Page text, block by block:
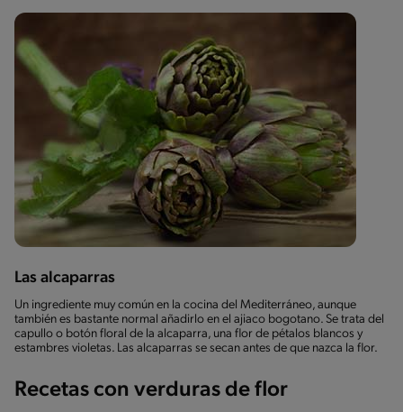
Las alcaparras
Un ingrediente muy común en la cocina del Mediterráneo, aunque
también es bastante normal añadirlo en el ajiaco bogotano. Se trata del
capullo o botón floral de la alcaparra, una flor de pétalos blancos y
estambres violetas. Las alcaparras se secan antes de que nazca la flor.
Recetas con verduras de flor